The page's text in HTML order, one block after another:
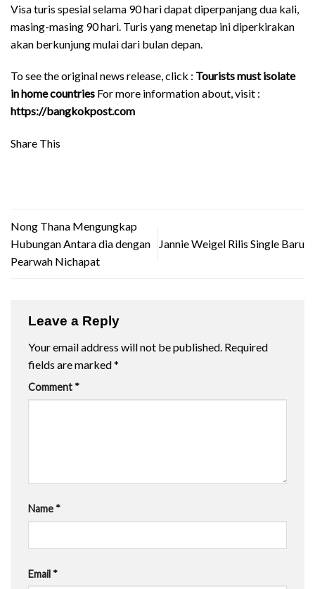
Visa turis spesial selama 90 hari dapat diperpanjang dua kali,
masing-masing 90 hari. Turis yang menetap ini diperkirakan
akan berkunjung mulai dari bulan depan.
To see the original news release, click : Tourists must isolate
in home countries For more information about, visit :
https://bangkokpost.com
Share This
Nong Thana Mengungkap
Hubungan Antara dia dengan
Pearwah Nichapat
Jannie Weigel Rilis Single Baru
Leave a Reply
Your email address will not be published. Required
fields are marked*
Comment *
Name *
Email *